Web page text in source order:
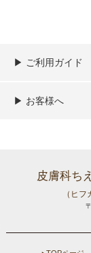
▶︎ ご利用ガイド
ご利用ガイド
決済／配送／送料
取り扱い商品一覧
顧客情報の取扱につ
特定商取引法の表記
▶︎ お客様へ
皮膚科ち
（ヒ